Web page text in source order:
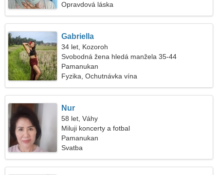
Opravdová láska
Gabriella
34 let, Kozoroh
Svobodná žena hledá manžela 35-44
Pamanukan
Fyzika, Ochutnávka vína
Nur
58 let, Váhy
Miluji koncerty a fotbal
Pamanukan
Svatba